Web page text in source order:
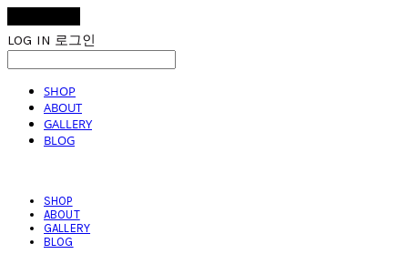
LOG IN 로그인
SHOP
ABOUT
GALLERY
BLOG
SHOP
ABOUT
GALLERY
BLOG